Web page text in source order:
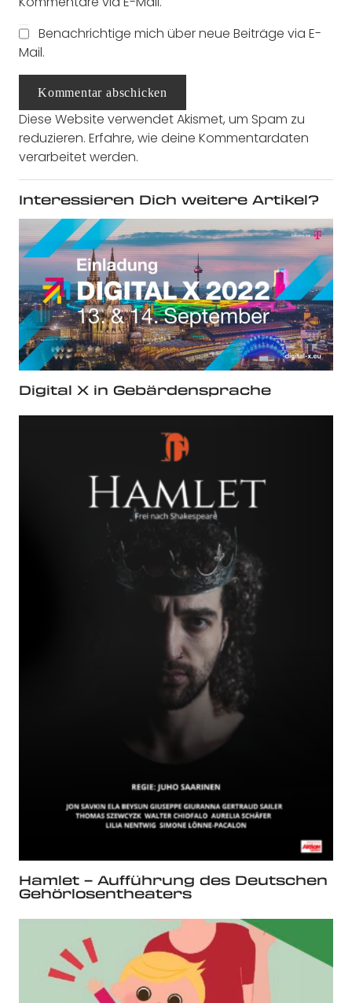
Benachrichtige mich über neue Beiträge via E-
Mail.
Kommentar abschicken
Diese Website verwendet Akismet, um Spam zu
reduzieren. Erfahre, wie deine Kommentardaten
verarbeitet werden.
Interessieren Dich weitere Artikel?
Digital X in Gebärdensprache
Hamlet – Aufführung des Deutschen
Gehörlosentheaters